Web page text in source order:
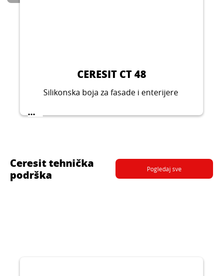
CERESIT CT 48
Silikonska boja za fasade i enterijere
...
Ceresit tehnička
podrška
Pogledaj sve